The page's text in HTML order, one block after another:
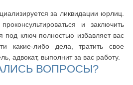
за ликвидации юрлиц.
и заключить
под ключ полностью избавляет вас
какие-либо дела, тратить свое
адвокат, выполнит за вас работу.
ВОПРОСЫ?